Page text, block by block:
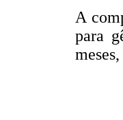
A
para